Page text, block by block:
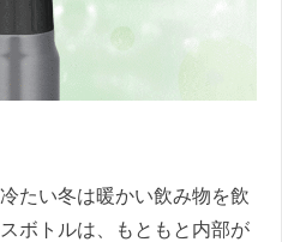
たい冬は暖かい飲み物を飲
ボトルは、もともと内部が